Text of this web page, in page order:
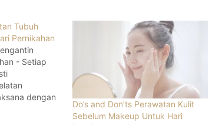
Tubuh
Pernikahan
- Setiap
dengan
hari
pasti
Do’s and Don’ts Perawatan Kulit
Sebelum Makeup Untuk Hari